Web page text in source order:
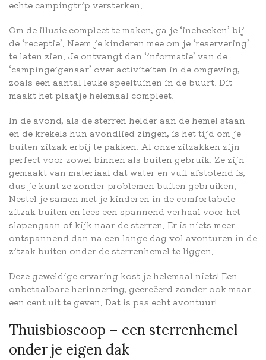
echte campingtrip versterken.
Om de illusie compleet te maken, ga je ‘inchecken’ bij
de ‘receptie’. Neem je kinderen mee om je ‘reservering’
te laten zien. Je ontvangt dan ‘informatie’ van de
‘campingeigenaar’ over activiteiten in de omgeving,
zoals een aantal leuke speeltuinen in de buurt. Dit
maakt het plaatje helemaal compleet.
In de avond, als de sterren helder aan de hemel staan
en de krekels hun avondlied zingen, is het tijd om je
buiten zitzak erbij te pakken. Al onze zitzakken zijn
perfect voor zowel binnen als buiten gebruik. Ze zijn
gemaakt van materiaal dat water en vuil afstotend is,
dus je kunt ze zonder problemen buiten gebruiken.
Nestel je samen met je kinderen in de comfortabele
zitzak buiten en lees een spannend verhaal voor het
slapengaan of kijk naar de sterren. Er is niets meer
ontspannend dan na een lange dag vol avonturen in de
zitzak buiten onder de sterrenhemel te liggen.
Deze geweldige ervaring kost je helemaal niets! Een
onbetaalbare herinnering, gecreëerd zonder ook maar
een cent uit te geven. Dat is pas echt avontuur!
Thuisbioscoop – een sterrenhemel
onder je eigen dak